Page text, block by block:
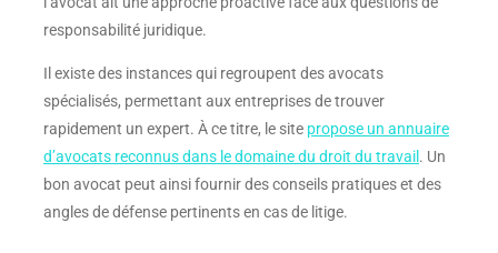
responsabilité juridique.
Il existe des instances qui regroupent des avocats
spécialisés, permettant aux entreprises de trouver
rapidement un expert. À ce titre, le site propose un annuaire
d’avocats reconnus dans le domaine du droit du travail. Un
bon avocat peut ainsi fournir des conseils pratiques et des
angles de défense pertinents en cas de litige.